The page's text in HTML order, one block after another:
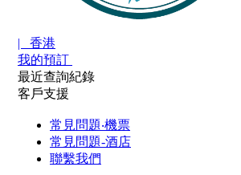
| 香港
我的預訂
最近查詢紀錄
客戶支援
常見問題‧機票
常見問題-酒店
聯繫我們